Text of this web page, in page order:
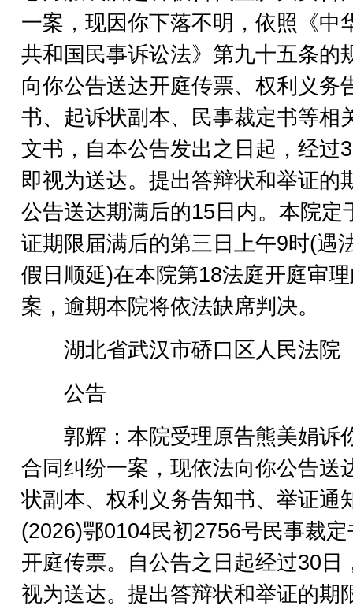
一案，现因你下落不明，依照《中
共和国民事诉讼法》第九十五条的
向你公告送达开庭传票、权利义务
书、起诉状副本、民事裁定书等相
文书，自本公告发出之日起，经过
即视为送达。提出答辩状和举证的
公告送达期满后的15日内。本院定
证期限届满后的第三日上午9时(遇
假日顺延)在本院第18法庭开庭审
案，逾期本院将依法缺席判决。
湖北省武汉市硚口区人民法院
公告
郭辉：本院受理原告熊美娟诉
合同纠纷一案，现依法向你公告送
状副本、权利义务告知书、举证通
(2026)鄂0104民初2756号民事裁定
开庭传票。自公告之日起经过30日
视为送达。提出答辩状和举证的期